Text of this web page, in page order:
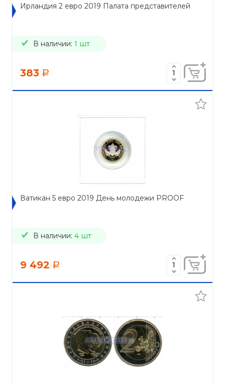
Ирландия 2 евро 2019 Палата представителей
В наличии: 1 шт
383 a
Ватикан 5 евро 2019 День молодежи PROOF
В наличии: 4 шт
9 492 a